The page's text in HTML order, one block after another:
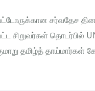
சர்வதேச
சிறுவர்கள் தொடர்பில்
தமிழ்த் தாய்மார்கள்